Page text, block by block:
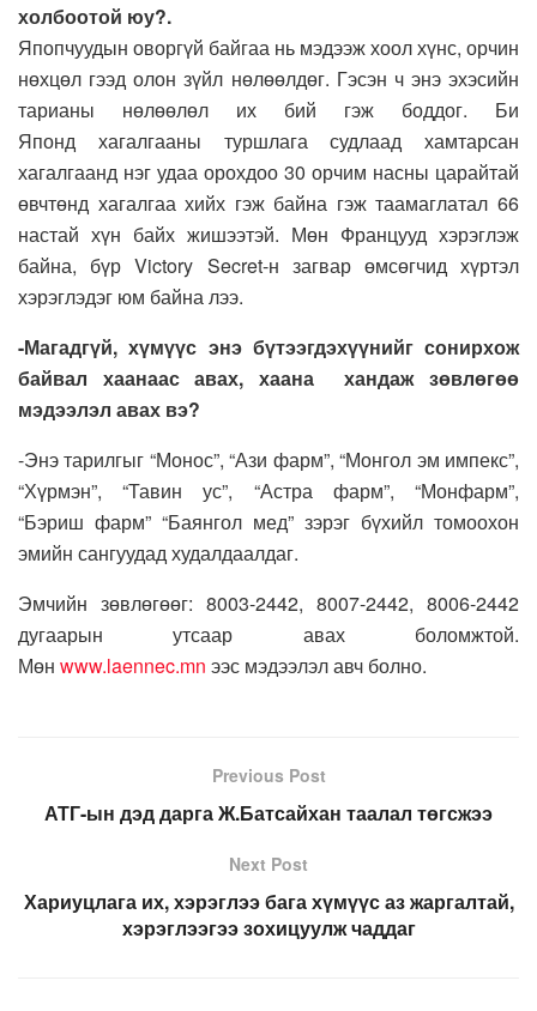
холбоотой юу?.
Япопчуудын оворгүй байгаа нь мэдээж хоол хүнс, орчин
нөхцөл гээд олон зүйл нөлөөлдөг. Гэсэн ч энэ эхэсийн
тарианы нөлөөлөл их бий гэж боддог. Би
Японд хагалгааны туршлага судлаад хамтарсан
хагалгаанд нэг удаа орохдоо 30 орчим насны царайтай
өвчтөнд хагалгаа хийх гэж байна гэж таамаглатал 66
настай хүн байх жишээтэй. Мөн Францууд хэрэглэж
байна, бүр Victory Secret-н загвар өмсөгчид хүртэл
хэрэглэдэг юм байна лээ.
-Магадгүй, хүмүүс энэ бүтээгдэхүүнийг сонирхож
байвал хаанаас авах, хаана хандаж зөвлөгөө
мэдээлэл авах вэ?
-Энэ тарилгыг “Монос”, “Ази фарм”, “Монгол эм импекс”,
“Хүрмэн”, “Тавин ус”, “Астра фарм”, “Монфарм”,
“Бэриш фарм” “Баянгол мед” зэрэг бүхийл томоохон
эмийн сангуудад худалдаалдаг.
Эмчийн зөвлөгөөг: 8003-2442, 8007-2442, 8006-2442
дугаарын утсаар авах боломжтой.
Мөн www.laennec.mn ээс мэдээлэл авч болно.
Previous Post
АТГ-ын дэд дарга Ж.Батсайхан таалал төгсжээ
Next Post
Хариуцлага их, хэрэглээ бага хүмүүс аз жаргалтай,
хэрэглээгээ зохицуулж чаддаг